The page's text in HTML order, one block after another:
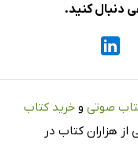
دنبال کنید.
صوتی و خرید کتاب
هزاران کتاب در